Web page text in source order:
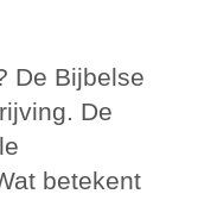
De Bijbelse
De
betekent